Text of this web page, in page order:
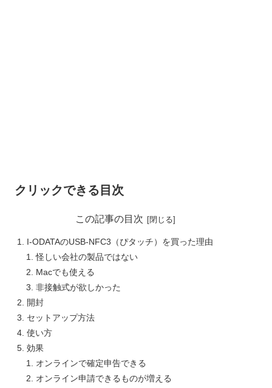
クリックできる目次
この記事の目次
I-ODATAのUSB-NFC3（ぴタッチ）を買った理由
怪しい会社の製品ではない
Macでも使える
非接触式が欲しかった
開封
セットアップ方法
使い方
効果
オンラインで確定申告できる
オンライン申請できるものが増える